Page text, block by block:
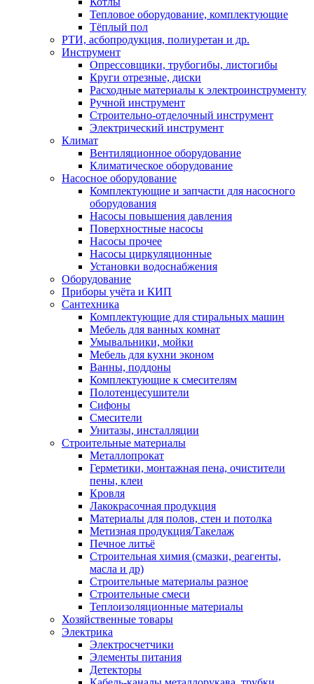
Тепловое оборудование, комплектующие
Тёплый пол
РТИ, асбопродукция, полиуретан и др.
Инструмент
Опрессовщики, трубогибы, листогибы
Круги отрезные, диски
Расходные материалы к электроинструменту
Ручной инструмент
Строительно-отделочный инструмент
Электрический инструмент
Климат
Вентиляционное оборудование
Климатическое оборудование
Насосное оборудование
Комплектующие и запчасти для насосного
оборудования
Насосы повышения давления
Поверхностные насосы
Насосы прочее
Насосы циркуляционные
Установки водоснабжения
Оборудование
Приборы учёта и КИП
Сантехника
Комплектующие для стиральных машин
Мебель для ванных комнат
Умывальники, мойки
Мебель для кухни эконом
Ванны, поддоны
Комплектующие к смесителям
Полотенцесушители
Сифоны
Смесители
Унитазы, инсталляции
Строительные материалы
Металлопрокат
Герметики, монтажная пена, очистители
пены, клеи
Кровля
Лакокрасочная продукция
Материалы для полов, стен и потолка
Метизная продукция/Такелаж
Печное литьё
Строительная химия (смазки, реагенты,
масла и др)
Строительные материалы разное
Строительные смеси
Теплоизоляционные материалы
Хозяйственные товары
Электрика
Электросчетчики
Элементы питания
Детекторы